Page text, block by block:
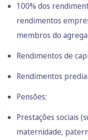
100% dos
rendimentos
membros do
Rendimentos de
Rendimentos
Pensões;
Prestações sociais
maternidade,